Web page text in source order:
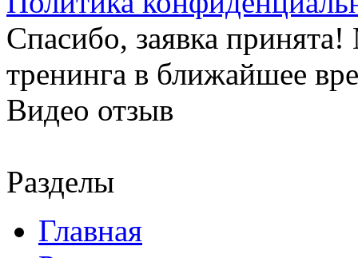
Спасибо, заявка
тренинга в ближайшее
Видео отзыв
Разделы
Главная